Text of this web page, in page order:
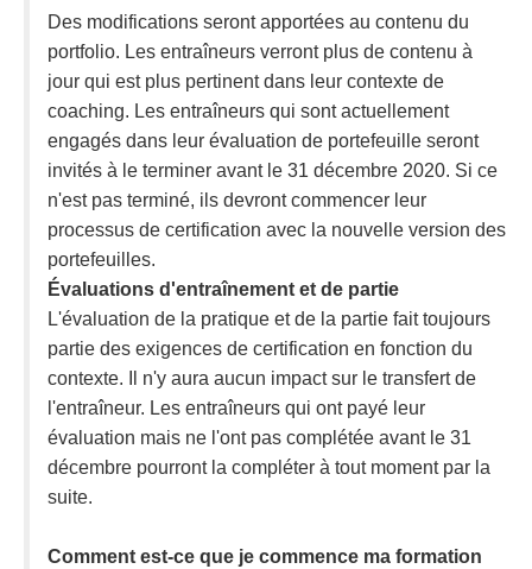
Des modifications seront apportées au contenu du
portfolio. Les entraîneurs verront plus de contenu à
jour qui est plus pertinent dans leur contexte de
coaching. Les entraîneurs qui sont actuellement
engagés dans leur évaluation de portefeuille seront
invités à le terminer avant le 31 décembre 2020. Si ce
n'est pas terminé, ils devront commencer leur
processus de certification avec la nouvelle version des
portefeuilles.
Évaluations d'entraînement et de partie
L'évaluation de la pratique et de la partie fait toujours
partie des exigences de certification en fonction du
contexte. Il n'y aura aucun impact sur le transfert de
l'entraîneur. Les entraîneurs qui ont payé leur
évaluation mais ne l'ont pas complétée avant le 31
décembre pourront la compléter à tout moment par la
suite.
Comment est-ce que je commence ma formation